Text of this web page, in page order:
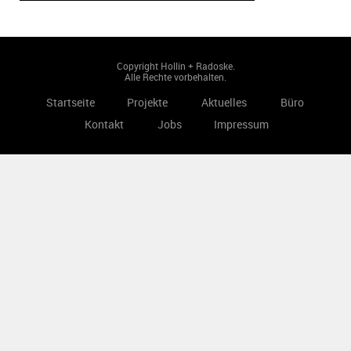
Copyright Hollin + Radoske.
Alle Rechte vorbehalten.
Startseite Projekte Aktuelles
Büro
Kontakt
Jobs Impressum